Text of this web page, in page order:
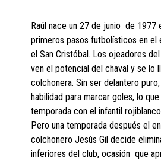
Raúl nace un 27 de junio de 1977
primeros pasos futbolísticos en el
el San Cristóbal. Los ojeadores
ven el potencial del chaval y se lo
colchonera. Sin ser delantero
habilidad para marcar goles, lo
temporada con el infantil
Pero una temporada después el
colchonero Jesús Gil decide
inferiores del club, ocasión que